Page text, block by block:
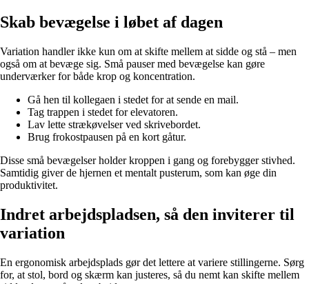
Skab bevægelse i løbet af dagen
Variation handler ikke kun om at skifte mellem at sidde og stå – men
også om at bevæge sig. Små pauser med bevægelse kan gøre
underværker for både krop og koncentration.
Gå hen til kollegaen i stedet for at sende en mail.
Tag trappen i stedet for elevatoren.
Lav lette strækøvelser ved skrivebordet.
Brug frokostpausen på en kort gåtur.
Disse små bevægelser holder kroppen i gang og forebygger stivhed.
Samtidig giver de hjernen et mentalt pusterum, som kan øge din
produktivitet.
Indret arbejdspladsen, så den inviterer til
variation
En ergonomisk arbejdsplads gør det lettere at variere stillingerne. Sørg
for, at stol, bord og skærm kan justeres, så du nemt kan skifte mellem